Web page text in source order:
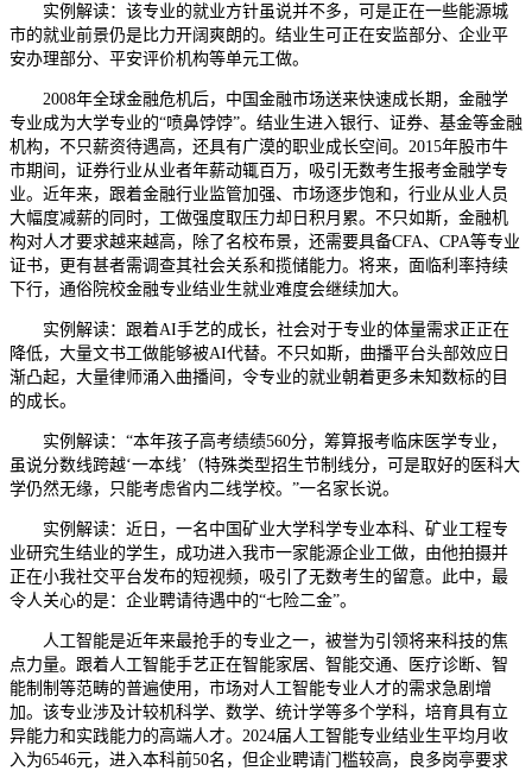
实例解读：该专业的就业方针虽说并不多，可是正在一些能源城
市的就业前景仍是比力开阔爽朗的。结业生可正在安监部分、企业平
安办理部分、平安评价机构等单元工做。
2008年全球金融危机后，中国金融市场送来快速成长期，金融学
专业成为大学专业的“喷鼻饽饽”。结业生进入银行、证券、基金等金融
机构，不只薪资待遇高，还具有广漠的职业成长空间。2015年股市牛
市期间，证券行业从业者年薪动辄百万，吸引无数考生报考金融学专
业。近年来，跟着金融行业监管加强、市场逐步饱和，行业从业人员
大幅度减薪的同时，工做强度取压力却日积月累。不只如斯，金融机
构对人才要求越来越高，除了名校布景，还需要具备CFA、CPA等专业
证书，更有甚者需调查其社会关系和揽储能力。将来，面临利率持续
下行，通俗院校金融专业结业生就业难度会继续加大。
实例解读：跟着AI手艺的成长，社会对于专业的体量需求正正在
降低，大量文书工做能够被AI代替。不只如斯，曲播平台头部效应日
渐凸起，大量律师涌入曲播间，令专业的就业朝着更多未知数标的目
的成长。
实例解读：“本年孩子高考绩绩560分，筹算报考临床医学专业，
虽说分数线跨越‘一本线’（特殊类型招生节制线分，可是取好的医科大
学仍然无缘，只能考虑省内二线学校。”一名家长说。
实例解读：近日，一名中国矿业大学科学专业本科、矿业工程专
业研究生结业的学生，成功进入我市一家能源企业工做，由他拍摄并
正在小我社交平台发布的短视频，吸引了无数考生的留意。此中，最
令人关心的是：企业聘请待遇中的“七险二金”。
人工智能是近年来最抢手的专业之一，被誉为引领将来科技的焦
点力量。跟着人工智能手艺正在智能家居、智能交通、医疗诊断、智
能制制等范畴的普遍使用，市场对人工智能专业人才的需求急剧增
加。该专业涉及计较机科学、数学、统计学等多个学科，培育具有立
异能力和实践能力的高端人才。2024届人工智能专业结业生平均月收
入为6546元，进入本科前50名，但企业聘请门槛较高，良多岗亭要求